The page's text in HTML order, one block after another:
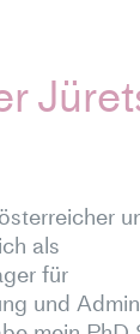
als
für
und